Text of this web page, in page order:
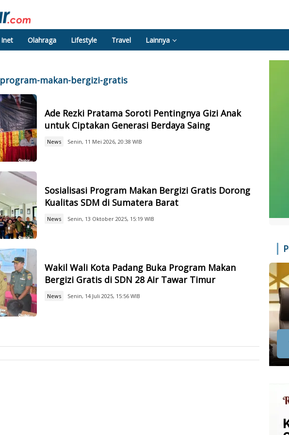
Inet Olahraga Lifestyle Travel Lainnya
program-makan-bergizi-gratis
Ade Rezki Pratama Soroti Pentingnya Gizi Anak
untuk Ciptakan Generasi Berdaya Saing
News Senin, 11 Mei 2026, 20:38 WIB
Sosialisasi Program Makan Bergizi Gratis Dorong
Kualitas SDM di Sumatera Barat
News Senin, 13 Oktober 2025, 15:19 WIB
Wakil Wali Kota Padang Buka Program Makan
Bergizi Gratis di SDN 28 Air Tawar Timur
News Senin, 14 Juli 2025, 15:56 WIB